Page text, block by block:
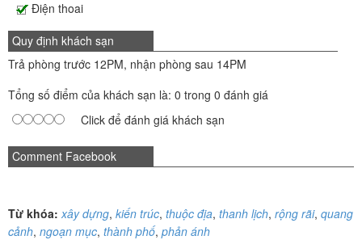
Điện thoai
Quy định khách sạn
Trả phòng trước 12PM, nhận phòng sau 14PM
Tổng số điểm của khách sạn là: 0 trong 0 đánh giá
Click để đánh giá khách sạn
Comment Facebook
Từ khóa: xây dựng, kiến trúc, thuộc địa, thanh lịch, rộng rãi, quang
cảnh, ngoạn mục, thành phố, phản ánh